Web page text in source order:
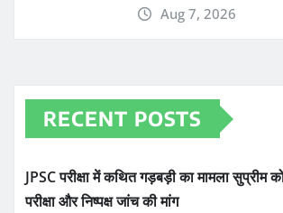
Aug 7, 2026
RECENT POSTS
JPSC परीक्षा में कथित गड़बड़ी का मामला सुप्रीम
परीक्षा और निष्पक्ष जांच की मांग